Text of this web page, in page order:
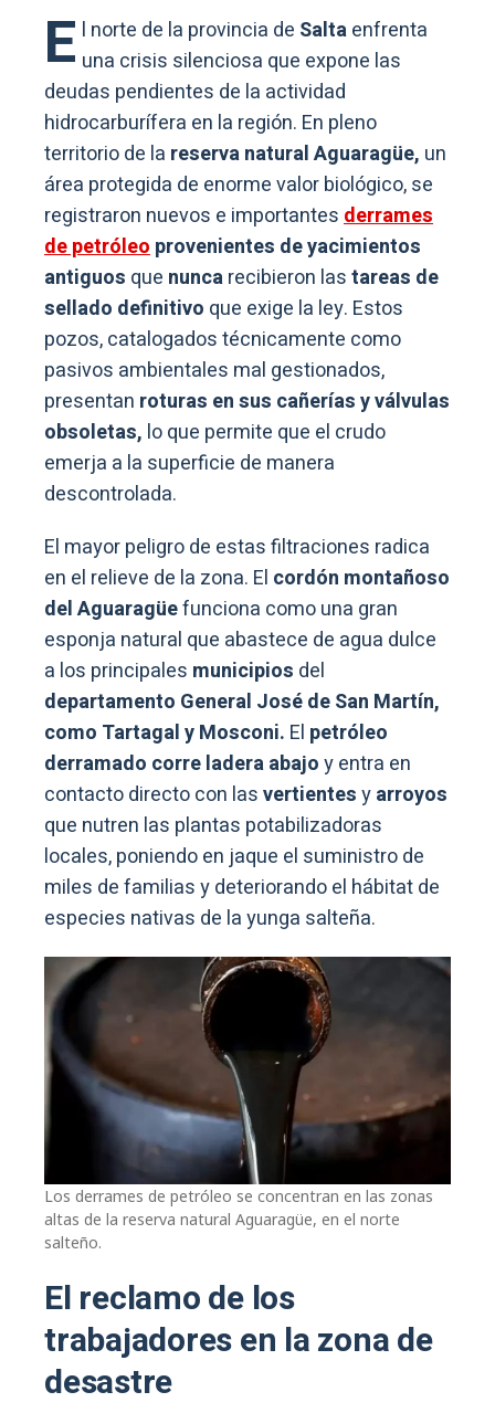
E l norte de la provincia de Saltaenfrenta
una crisis silenciosa que expone las
deudas pendientes de la actividad
hidrocarburífera en la región. En pleno
territorio de la reserva natural Aguaragüe, un
área protegida de enorme valor biológico, se
registraron nuevos e importantesderrames
de petróleoprovenientes de yacimientos
antiguos que nuncarecibieron lastareas de
sellado definitivo que exige la ley. Estos
pozos, catalogados técnicamente como
pasivos ambientales mal gestionados,
presentan roturas en sus cañerías y válvulas
obsoletas, lo que permite que el crudo
emerja a la superficie de manera
descontrolada.
El mayor peligro de estas filtraciones radica
en el relieve de la zona. El cordón montañoso
del Aguaragüefunciona como una gran
esponja natural que abastece de agua dulce
a los principales municipios del
departamento General José de San Martín,
como Tartagal y Mosconi. El petróleo
derramado corre ladera abajoy entra en
contacto directo con lasvertientesyarroyos
que nutren las plantas potabilizadoras
locales, poniendo en jaque el suministro de
miles de familias y deteriorando el hábitat de
especies nativas de la yunga salteña.
Los derrames de petróleo se concentran en las zonas
altas de la reserva natural Aguaragüe, en el norte
salteño.
El reclamo de los
trabajadores en la zona de
desastre